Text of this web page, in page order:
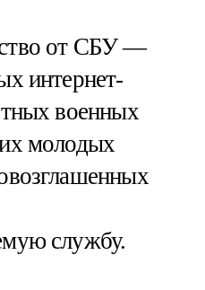
от СБУ —
интернет-
военных
молодых
службу.